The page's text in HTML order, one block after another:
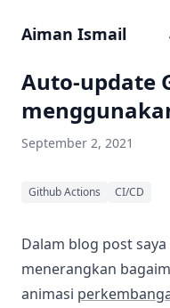
Aiman Ismail
Auto-update
September 2, 2021
Github Actions CI/CD
Dalam blog post
menerangkan
animasi